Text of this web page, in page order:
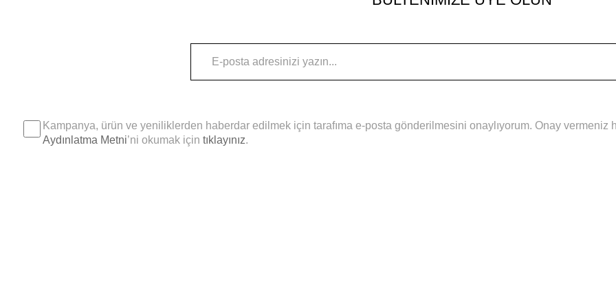
Kampanya, ürün ve yeniliklerden haberdar edilmek için tarafıma e-posta gönderilmesini onaylıyorum. Onay
Aydınlatma Metni’ni okumak için tıklayınız.